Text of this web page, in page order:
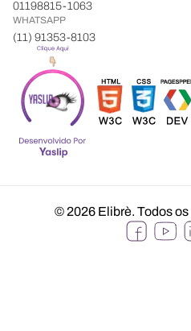
01198815-1063
WHATSAPP
(11) 91353-8103
© 2026 Elibrè. Todos